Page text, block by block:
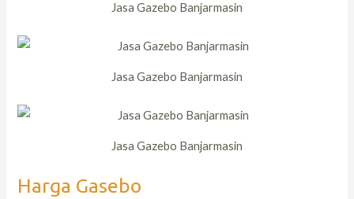
Jasa Gazebo Banjarmasin
Jasa Gazebo Banjarmasin
Jasa Gazebo Banjarmasin
Harga Gasebo